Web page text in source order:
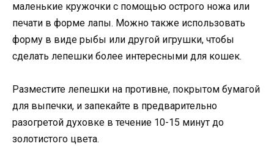
маленькие кружочки с помощью острого ножа или
печати в форме лапы. Можно также использовать
форму в виде рыбы или другой игрушки, чтобы
сделать лепешки более интересными для кошек.
Разместите лепешки на противне, покрытом бумагой
для выпечки, и запекайте в предварительно
разогретой духовке в течение 10-15 минут до
золотистого цвета.